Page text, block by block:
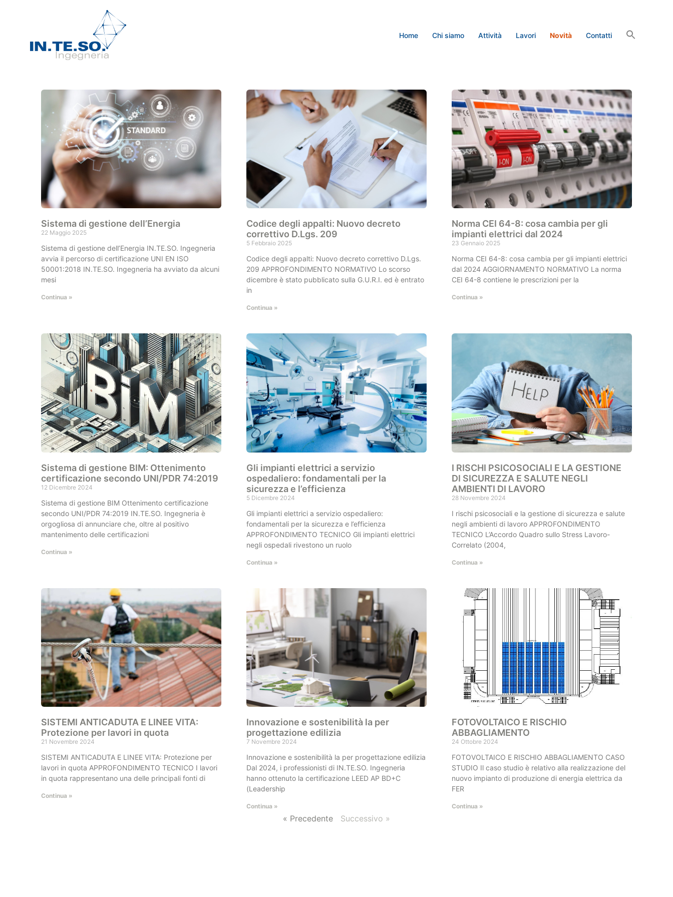
Home Chi siamo Attività Lavori Novità Contatti
Sistema di gestione dell’Energia
22 Maggio 2025
Sistema di gestione dell’Energia IN.TE.SO. Ingegneria
avvia il percorso di certificazione UNI EN ISO
50001:2018 IN.TE.SO. Ingegneria ha avviato da alcuni
mesi
Continua »
Codice degli appalti: Nuovo decreto
correttivo D.Lgs. 209
5 Febbraio 2025
Codice degli appalti: Nuovo decreto correttivo D.Lgs.
209 APPROFONDIMENTO NORMATIVO Lo scorso
dicembre è stato pubblicato sulla G.U.R.I. ed è entrato
in
Continua »
Norma CEI 64-8: cosa cambia per gli
impianti elettrici dal 2024
23 Gennaio 2025
Norma CEI 64-8: cosa cambia per gli impianti elettrici
dal 2024 AGGIORNAMENTO NORMATIVO La norma
CEI 64-8 contiene le prescrizioni per la
Continua »
Sistema di gestione BIM: Ottenimento
certificazione secondo UNI/PDR 74:2019
12 Dicembre 2024
Sistema di gestione BIM Ottenimento certificazione
secondo UNI/PDR 74:2019 IN.TE.SO. Ingegneria è
orgogliosa di annunciare che, oltre al positivo
mantenimento delle certificazioni
Continua »
Gli impianti elettrici a servizio
ospedaliero: fondamentali per la
sicurezza e l’efficienza
5 Dicembre 2024
Gli impianti elettrici a servizio ospedaliero:
fondamentali per la sicurezza e l’efficienza
APPROFONDIMENTO TECNICO Gli impianti elettrici
negli ospedali rivestono un ruolo
Continua »
I RISCHI PSICOSOCIALI E LA GESTIONE
DI SICUREZZA E SALUTE NEGLI
AMBIENTI DI LAVORO
28 Novembre 2024
I rischi psicosociali e la gestione di sicurezza e salute
negli ambienti di lavoro APPROFONDIMENTO
TECNICO L’Accordo Quadro sullo Stress Lavoro-
Correlato (2004,
Continua »
SISTEMI ANTICADUTA E LINEE VITA:
Protezione per lavori in quota
21 Novembre 2024
SISTEMI ANTICADUTA E LINEE VITA: Protezione per
lavori in quota APPROFONDIMENTO TECNICO I lavori
in quota rappresentano una delle principali fonti di
Continua »
Innovazione e sostenibilità la per
progettazione edilizia
7 Novembre 2024
Innovazione e sostenibilità la per progettazione edilizia
Dal 2024, i professionisti di IN.TE.SO. Ingegneria
hanno ottenuto la certificazione LEED AP BD+C
(Leadership
Continua »
FOTOVOLTAICO E RISCHIO
ABBAGLIAMENTO
24 Ottobre 2024
FOTOVOLTAICO E RISCHIO ABBAGLIAMENTO CASO
STUDIO Il caso studio è relativo alla realizzazione del
nuovo impianto di produzione di energia elettrica da
FER
Continua »
« Precedente Successivo »